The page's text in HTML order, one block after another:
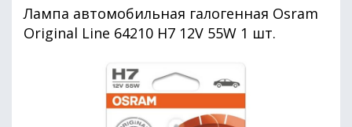
Лампа автомобильная галогенная Osram
Original Line 64210 H7 12V 55W 1 шт.